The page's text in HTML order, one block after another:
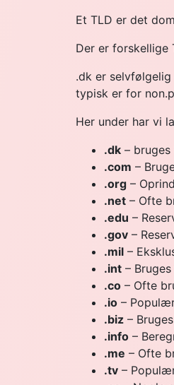
Et TLD er det
Der er forskellige
.dk er
typisk er for
Her under har vi
.dk –
.com –
.org –
.net – Ofte
.edu –
.gov –
.mil –
.int –
.co – Ofte
.io –
.biz –
.info –
.me – Ofte
.tv –